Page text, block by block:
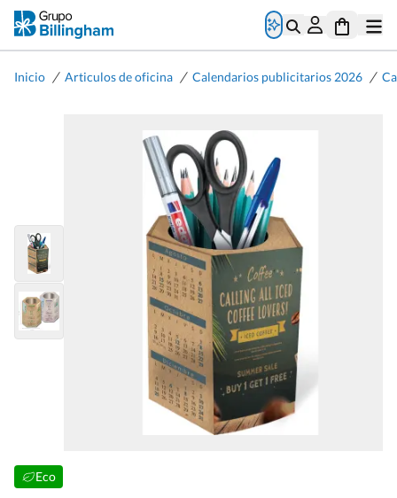
Inicio / Articulos de oficina / Calendarios publicitarios 2026 /
Eco